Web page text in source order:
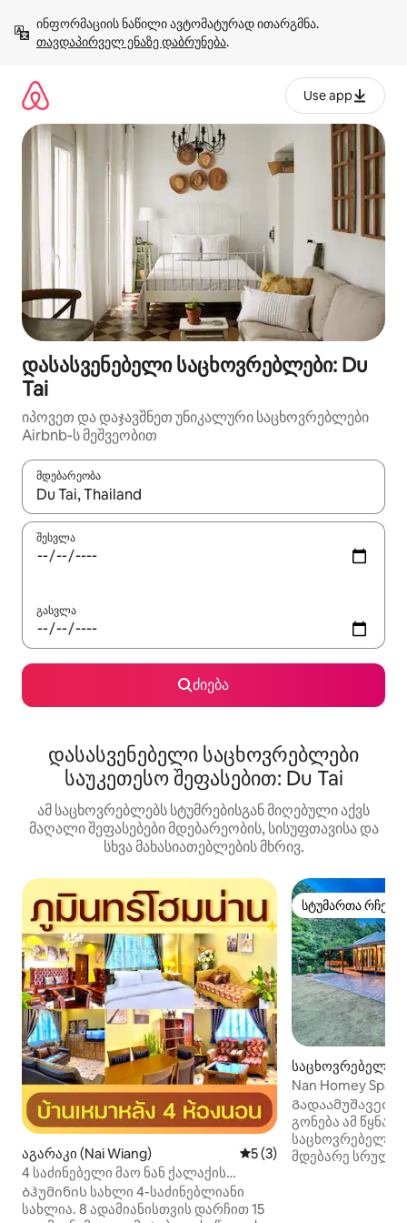
გადასვლა
თავდაპირველ ენაზე დაბრუნება.
Use app
დასასვენებელი საცხოვრებლები: Du
Tai
იპოვეთ და დაჯავშნეთ უნიკალური საცხოვრებლები
Airbnb-ს მეშვეობით
მდებარეობა
როცა შედეგები ხელმისაწვდომი გახდება, ნავიგაციისთვის
შესვლა
გასვლა
ძიება
დასასვენებელი საცხოვრებლები
საუკეთესო შეფასებით: Du Tai
ამ საცხოვრებლებს სტუმრებისგან მიღებული აქვს
მაღალი შეფასებები მდებარეობის, სისუფთავისა და
სხვა მახასიათებლების მხრივ.
აგარაკი (Nai Wiang) საშუალო შეფასებაა
5 (3)
4 საძინებელი მაო ნან ქალაქის
ცენტრში, 100 მ საფეხმავლო ქუჩასთან
ახლოს.
Ბჰუმინის სახლი 4-საძინებლიანი
სახლია. 8 ადამიანისთვის დარჩით 15
სტუმართა
სტუმართა
საცხოვრებელი
Nan Homey Space
Გადაამუშავეთ
გონება ამ
მდებარე